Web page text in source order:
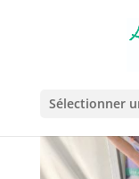
Sélectionner